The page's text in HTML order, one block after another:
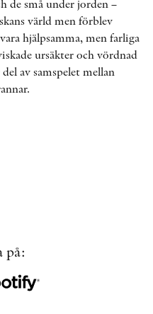
KONTAKT
PRESSKONTAKT
de små under jorden –
värld men förblev
hjälpsamma, men farliga
ursäkter och vördnad
av samspelet mellan
på: